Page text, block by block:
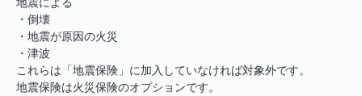
・倒壊
・地震が原因の火災
・津波
これらは「地震保険」に加入していなければ対象外です。
地震保険は火災保険のオプションです。